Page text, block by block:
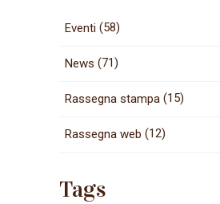
Eventi (58)
News (71)
Rassegna stampa (15)
Rassegna web (12)
Tags